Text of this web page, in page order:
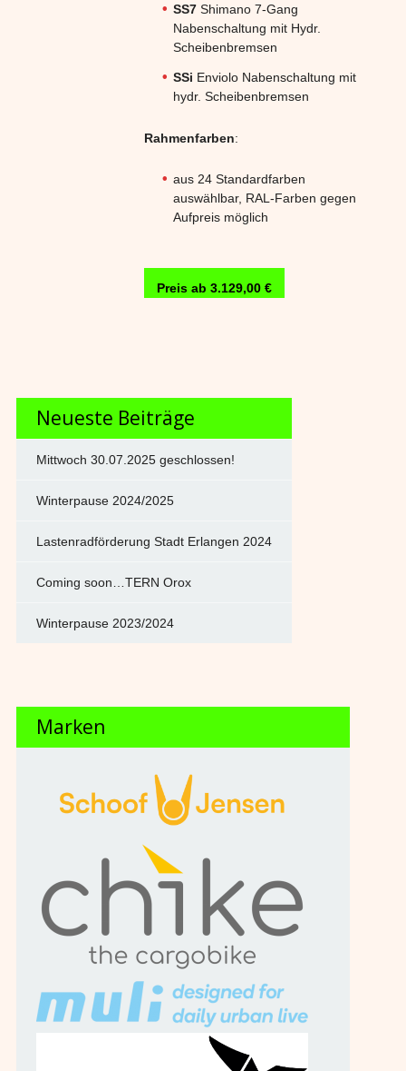
SS7Shimano 7-Gang
Nabenschaltung mit Hydr.
Scheibenbremsen
SSi Enviolo Nabenschaltung mit
hydr. Scheibenbremsen
Rahmenfarben:
aus 24 Standardfarben
auswählbar, RAL-Farben gegen
Aufpreis möglich
Preis ab 3.129,00 €
Neueste Beiträge
Mittwoch 30.07.2025 geschlossen!
Winterpause 2024/2025
Lastenradförderung Stadt Erlangen 2024
Coming soon…TERN Orox
Winterpause 2023/2024
Marken